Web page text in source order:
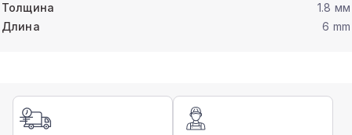
Толщина
1.8 мм
Длина
6 mm